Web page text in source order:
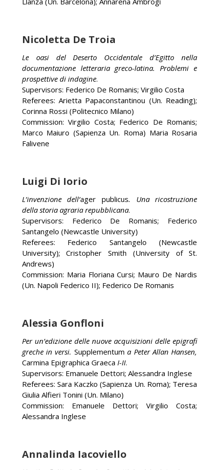
Nicoletta De Troia
Le oasi del Deserto Occidentale d’Egitto nella
documentazione letteraria greco-latina. Problemi e
prospettive di indagine.
Supervisors: Federico De Romanis; Virgilio Costa
Referees: Arietta Papaconstantinou (Un. Reading);
Corinna Rossi (Politecnico Milano)
Commission: Virgilio Costa; Federico De Romanis;
Marco Maiuro (Sapienza Un. Roma) Maria Rosaria
Falivene
Luigi Di Iorio
L’invenzione dell’ager publicus. Una ricostruzione
della storia agraria repubblicana.
Supervisors: Federico De Romanis; Federico
Santangelo (Newcastle University)
Referees: Federico Santangelo (Newcastle
University); Cristopher Smith (University of St.
Andrews)
Commission: Maria Floriana Cursi; Mauro De Nardis
(Un. Napoli Federico II); Federico De Romanis
Alessia Gonfloni
Per un’edizione delle nuove acquisizioni delle epigrafi
greche in versi. Supplementum a Peter Allan Hansen,
Carmina Epigraphica Graeca I-II.
Supervisors: Emanuele Dettori; Alessandra Inglese
Referees: Sara Kaczko (Sapienza Un. Roma); Teresa
Giulia Alfieri Tonini (Un. Milano)
Commission: Emanuele Dettori; Virgilio Costa;
Alessandra Inglese
Annalinda Iacoviello